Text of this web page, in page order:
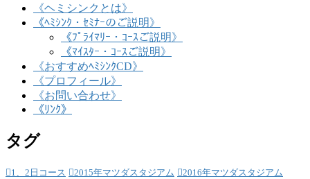
《ヘミシンクとは》
《ﾍﾐｼﾝｸ・ｾﾐﾅｰのご説明》
《ﾌﾟﾗｲﾏﾘｰ・ｺｰｽご説明》
《ﾏｲｽﾀｰ・ｺｰｽご説明》
《おすすめﾍﾐｼﾝｸCD》
《プロフィール》
《お問い合わせ》
《ﾘﾝｸ》
タグ
1、2日コース 2015年マツダスタジアム 2016年マツダスタジアム